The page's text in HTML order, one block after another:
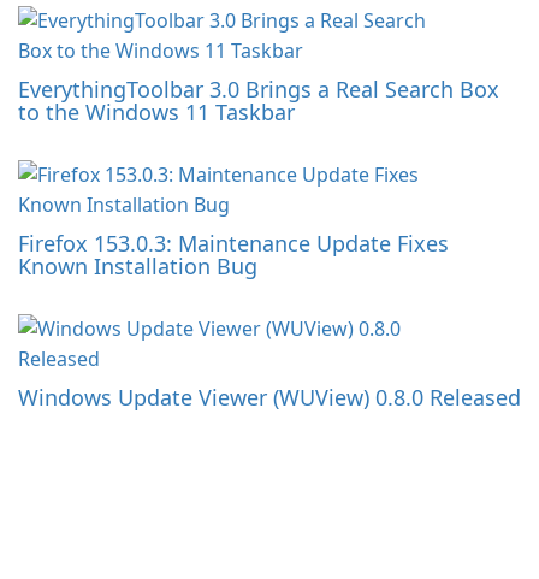
EverythingToolbar 3.0 Brings a Real Search Box
to the Windows 11 Taskbar
Firefox 153.0.3: Maintenance Update Fixes
Known Installation Bug
Windows Update Viewer (WUView) 0.8.0 Released